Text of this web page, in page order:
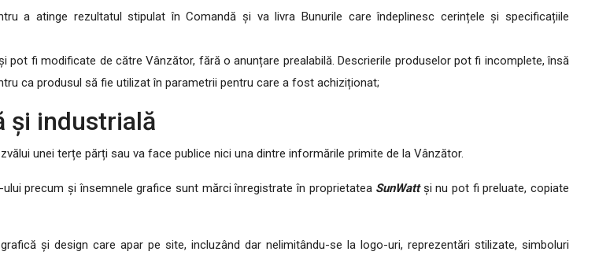
a atinge rezultatul stipulat în Comandă și va livra Bunurile care îndeplinesc cerințele și specificațiile
fi modificate de către Vânzător, fără o anunțare prealabilă. Descrierile produselor pot fi incomplete, însă
ca produsul să fie utilizat în parametrii pentru care a fost achiziționat;
și industrială
unei terțe părți sau va face publice nici una dintre informările primite de la Vânzător.
precum și însemnele grafice sunt mărci înregistrate în proprietatea SunWattși nu pot fi preluate, copiate
și design care apar pe site, incluzând dar nelimitându-se la logo-uri, reprezentări stilizate, simboluri